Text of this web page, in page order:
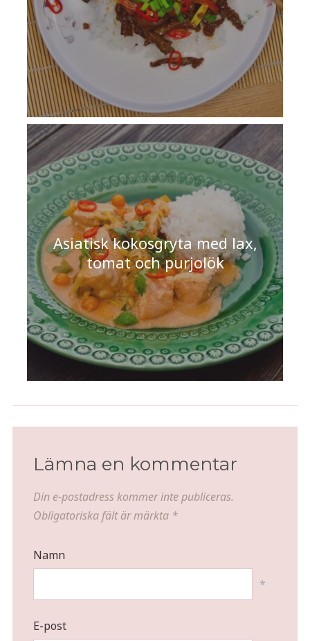
Asiatisk kokosgryta med lax,
tomat och purjolök
Lämna en kommentar
Din e-postadress kommer inte publiceras.
Obligatoriska fält är märkta *
Namn
*
E-post